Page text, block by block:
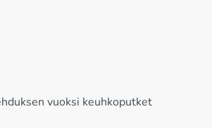
vuoksi keuhkoputket